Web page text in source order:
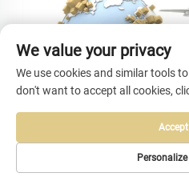
We value your privacy
We use cookies and similar tools
don't want to accept all cookies,
Accept